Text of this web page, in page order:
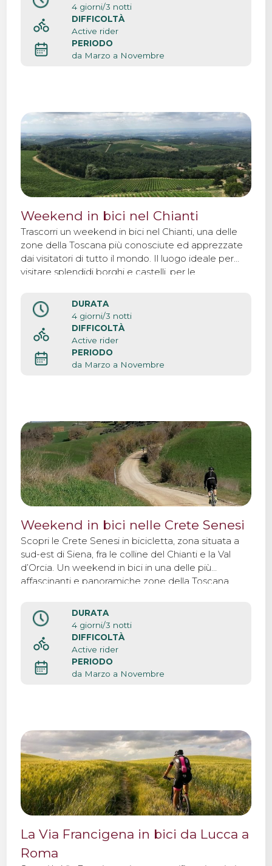
4 giorni/3 notti
DIFFICOLTÀ
Active rider
PERIODO
da Marzo a Novembre
Weekend in bici nel Chianti
Trascorri un weekend in bici nel Chianti, una delle
zone della Toscana più conosciute ed apprezzate
dai visitatori di tutto il mondo. Il luogo ideale per
visitare splendidi borghi e castelli, per le
relax immersi tra boschi e vigneti.
DURATA
4 giorni/3 notti
DIFFICOLTÀ
Active rider
PERIODO
da Marzo a Novembre
Weekend in bici nelle Crete Senesi
Scopri le Crete Senesi in bicicletta, zona situata a
sud-est di Siena, fra le colline del Chianti e la Val
d’Orcia. Un weekend in bici in una delle più
affascinanti e panoramiche zone della Toscana.
DURATA
4 giorni/3 notti
DIFFICOLTÀ
Active rider
PERIODO
da Marzo a Novembre
La Via Francigena in bici da Lucca a
Roma